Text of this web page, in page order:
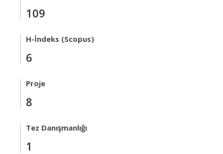
109
H-İndeks (Scopus)
6
Proje
8
Tez Danışmanlığı
1